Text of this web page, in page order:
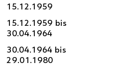
15.12.1959
15.12.1959 bis
30.04.1964
30.04.1964 bis
29.01.1980